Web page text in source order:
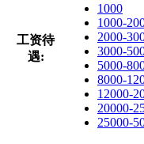
工资待
遇:
1000
1000-
2000-
3000-
5000-
8000-
12000-
20000-
25000-